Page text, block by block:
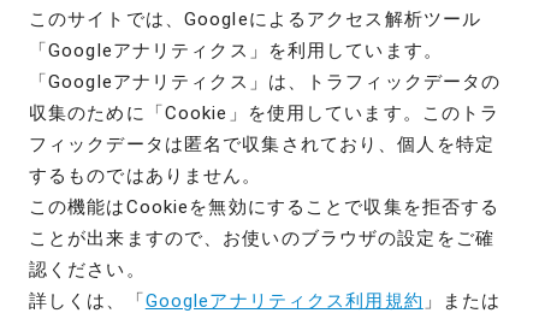
このサイトでは、Googleによるアクセス解析ツール
「Googleアナリティクス」を利用しています。
「Googleアナリティクス」は、トラフィックデータの
収集のために「Cookie」を使用しています。このトラ
フィックデータは匿名で収集されており、個人を特定
するものではありません。
この機能はCookieを無効にすることで収集を拒否する
ことが出来ますので、お使いのブラウザの設定をご確
認ください。
詳しくは、「Googleアナリティクス利用規約 」または